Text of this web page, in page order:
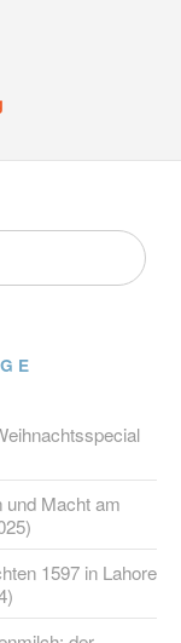
und Macht am
1597 in Lahore